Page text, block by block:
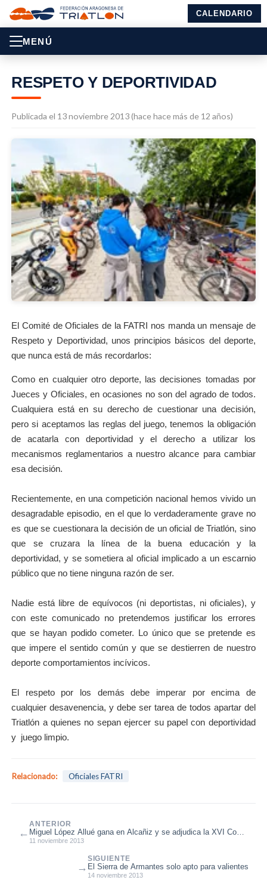
CALENDARIO
MENÚ
RESPETO Y DEPORTIVIDAD
Publicada el 13 noviembre 2013 (hace hace más de 12 años)
El Comité de Oficiales de la FATRI nos manda un mensaje de
Respeto y Deportividad, unos principios básicos del deporte,
que nunca está de más recordarlos:
Como en cualquier otro deporte, las decisiones tomadas por
Jueces y Oficiales, en ocasiones no son del agrado de todos.
Cualquiera está en su derecho de cuestionar una decisión,
pero si aceptamos las reglas del juego, tenemos la obligación
de acatarla con deportividad y el derecho a utilizar los
mecanismos reglamentarios a nuestro alcance para cambiar
esa decisión.
Recientemente, en una competición nacional hemos vivido un
desagradable episodio, en el que lo verdaderamente grave no
es que se cuestionara la decisión de un oficial de Triatlón, sino
que se cruzara la línea de la buena educación y la
deportividad, y se sometiera al oficial implicado a un escarnio
público que no tiene ninguna razón de ser.
Nadie está libre de equívocos (ni deportistas, ni oficiales), y
con este comunicado no pretendemos justificar los errores
que se hayan podido cometer. Lo único que se pretende es
que impere el sentido común y que se destierren de nuestro
deporte comportamientos incívicos.
El respeto por los demás debe imperar por encima de
cualquier desavenencia, y debe ser tarea de todos apartar del
Triatlón a quienes no sepan ejercer su papel con deportividad
y juego limpio.
Relacionado: Oficiales FATRI
←
ANTERIOR
Miguel López Allué gana en Alcañiz y se adjudica la XVI Copa
TRANSIZION de Duatl...
11 noviembre 2013
SIGUIENTE
El Sierra de Armantes solo apto para valientes
14 noviembre 2013
→